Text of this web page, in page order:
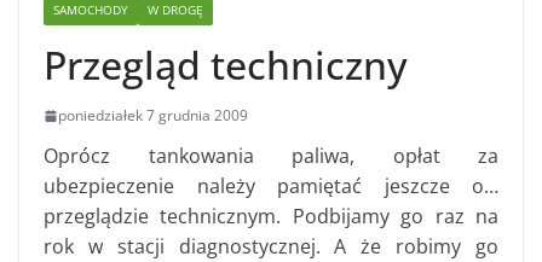
SAMOCHODY W DROGĘ
Przegląd techniczny
poniedziałek 7 grudnia 2009
Oprócz tankowania paliwa, opłat za
ubezpieczenie należy pamiętać jeszcze o…
przeglądzie technicznym. Podbijamy go raz na
rok w stacji diagnostycznej. A że robimy go